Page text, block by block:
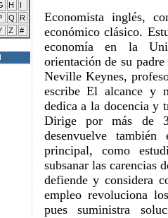
H
I
Q
R
Z #
Economista inglés,
económico clásico.
economía en la
orientación de su
Neville Keynes,
escribe El alcance y
dedica a la docencia y
Dirige por más de
desenvuelve
principal, como
subsanar las carencias
defiende y considera
empleo revoluciona
pues suministra